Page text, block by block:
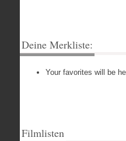
Deine Merkliste:
Your favorites will be
Filmlisten